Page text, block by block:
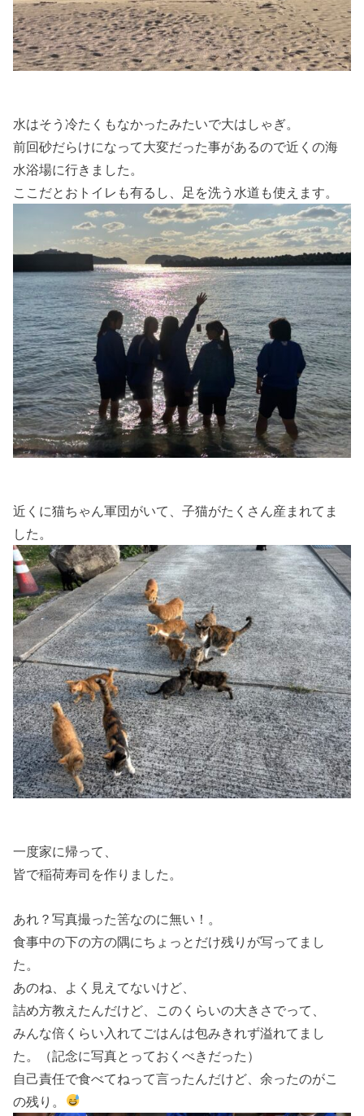
水はそう冷たくもなかったみたいで大はしゃぎ。
前回砂だらけになって大変だった事があるので近くの海
水浴場に行きました。
ここだとおトイレも有るし、足を洗う水道も使えます。
近くに猫ちゃん軍団がいて、子猫がたくさん産まれてま
した。
一度家に帰って、
皆で稲荷寿司を作りました。
あれ？写真撮った筈なのに無い！。
食事中の下の方の隅にちょっとだけ残りが写ってまし
た。
あのね、よく見えてないけど、
詰め方教えたんだけど、このくらいの大きさでって、
みんな倍くらい入れてごはんは包みきれず溢れてまし
た。（記念に写真とっておくべきだった）
自己責任で食べてねって言ったんだけど、余ったのがこ
の残り。